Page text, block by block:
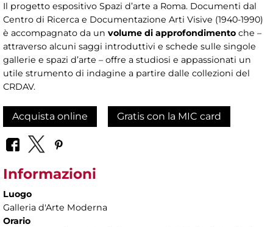
Il progetto espositivo Spazi d’arte a Roma. Documenti dal
Centro di Ricerca e Documentazione Arti Visive (1940-1990)
è accompagnato da un volume di approfondimento che –
attraverso alcuni saggi introduttivi e schede sulle singole
gallerie e spazi d’arte – offre a studiosi e appassionati un
utile strumento di indagine a partire dalle collezioni del
CRDAV.
Acquista online Gratis con la MIC card
Informazioni
Luogo
Galleria d'Arte Moderna
Orario